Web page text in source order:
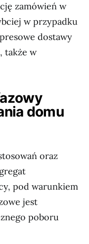
zamówień w
w przypadku
dostawy
także w
domu
oraz
pod warunkiem
jest
poboru